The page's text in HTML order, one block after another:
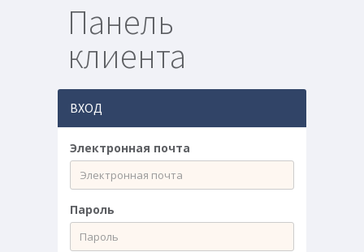
Панель
клиента
ВХОД
Электронная почта
Пароль